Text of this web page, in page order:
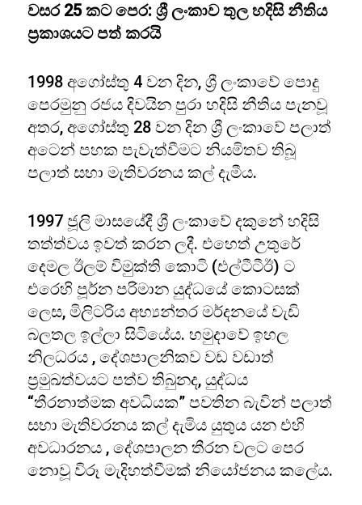
වසර 25 කට පෙර: ශ්‍රී ලංකාව තුල හදිසි නීතිය
ප්‍රකාශයට පත් කරයි
1998 අගෝස්තු 4 වන දින, ශ්‍රී ලංකාවේ පොදු
පෙරමුනු රජය දිවයින පුරා හදිසි නීතිය පැනවූ
අතර, අගෝස්තු 28 වන දින ශ්‍රී ලංකාවේ පලාත්
අටෙන් පහක පැවැත්වීමට නියමිතව තිබූ
පලාත් සභා මැතිවරනය කල් දැමීය.
1997 ජූලි මාසයේදී ශ්‍රී ලංකාවේ දකුනේ හදිසි
තත්ත්වය ඉවත් කරන ලදී. එහෙත් උතුරේ
දෙමල ඊලම් විමුක්ති කොටි (එල්ටීටීඊ) ට
එරෙහි පූර්න පරිමාන යුද්ධයේ කොටසක්
ලෙස, මිලිටරිය අභ්‍යන්තර මර්දනයේ වැඩි
බලතල ඉල්ලා සිටියේය. හමුදාවේ ඉහල
නිලධරය , දේශපාලනිකව වඩ වඩාත්
ප්‍රමුඛත්වයට පත්ව තිබුනද, යුද්ධය
“තීරනාත්මක අවධියක” පවතින බැවින් පලාත්
සභා මැතිවරනය කල් දැමිය යුතුය යන එහි
අවධාරනය , දේශපාලන තීරන වලට පෙර
නොවූ විරූ මැදිහත්වීමක් නියෝජනය කලේය.